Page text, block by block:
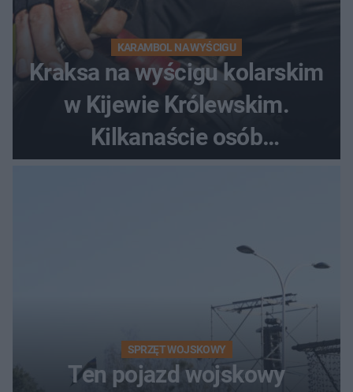
KARAMBOL NA WYŚCIGU
Kraksa na wyścigu kolarskim
w Kijewie Królewskim.
Kilkanaście osób
SPRZĘT WOJSKOWY
Ten pojazd wojskowy